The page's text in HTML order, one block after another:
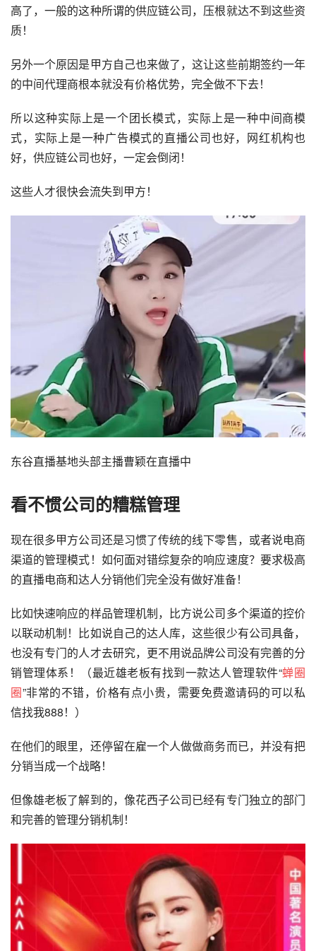
高了，一般的这种所谓的供应链公司，压根就达不到这些资
质！
另外一个原因是甲方自己也来做了，这让这些前期签约一年
的中间代理商根本就没有价格优势，完全做不下去！
所以这种实际上是一个团长模式，实际上是一种中间商模
式，实际上是一种广告模式的直播公司也好，网红机构也
好，供应链公司也好，一定会倒闭！
这些人才很快会流失到甲方！
东谷直播基地头部主播曹颖在直播中
看不惯公司的糟糕管理
现在很多甲方公司还是习惯了传统的线下零售，或者说电商
渠道的管理模式！如何面对错综复杂的响应速度？要求极高
的直播电商和达人分销他们完全没有做好准备！
比如快速响应的样品管理机制，比方说公司多个渠道的控价
以联动机制！比如说自己的达人库，这些很少有公司具备，
也没有专门的人才去研究，更不用说品牌公司没有完善的分
销管理体系！（最近雄老板有找到一款达人管理软件“蝉圈
圈”非常的不错，价格有点小贵，需要免费邀请码的可以私
信找我888！）
在他们的眼里，还停留在雇一个人做做商务而已，并没有把
分销当成一个战略！
但像雄老板了解到的，像花西子公司已经有专门独立的部门
和完善的管理分销机制！